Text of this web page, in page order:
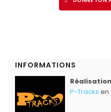
INFORMATIONS
P-Tracks en